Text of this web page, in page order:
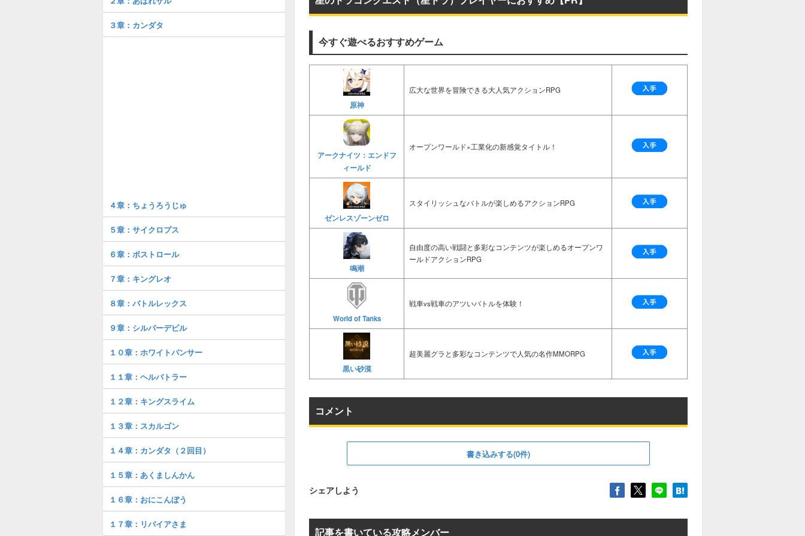
今すぐ遊べるおすすめゲーム
原神
広大な世界を冒険できる大人気アクションRPG
アークナイツ：エンドフ
ィールド
オープンワールド×工業化の新感覚タイトル！
ゼンレスゾーンゼロ
スタイリッシュなバトルが楽しめるアクションRPG
鳴潮
自由度の高い戦闘と多彩なコンテンツが楽しめるオープンワ
ールドアクションRPG
World of Tanks
戦車vs戦車のアツいバトルを体験！
黒い砂漠
超美麗グラと多彩なコンテンツで人気の名作MMORPG
コメント
書き込みする(0件)
シェアしよう
記事を書いている攻略メンバー
３章：カンダタ
４章：ちょうろうじゅ
５章：サイクロプス
６章：ボストロール
７章：キングレオ
８章：バトルレックス
９章：シルバーデビル
１０章：ホワイトパンサー
１１章：ヘルバトラー
１２章：キングスライム
１３章：スカルゴン
１４章：カンダタ（２回目）
１５章：あくましんかん
１６章：おにこんぼう
１７章：リバイアさま